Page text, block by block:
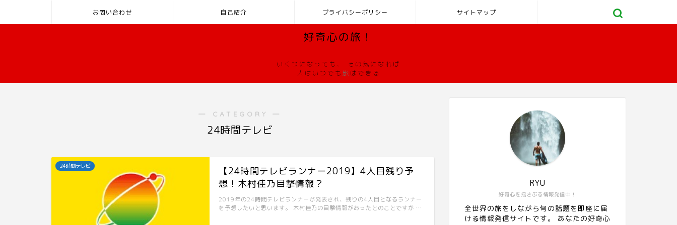
お問い合わせ 自己紹介 プライバシーポリシー サイトマップ
好奇心の旅！
いくつになっても、 その気になれば
人はいつでも 旅 はできる
― CATEGORY ―
24時間テレビ
24時間テレビ
【24時間テレビランナー2019】4人目残り予
想！木村佳乃目撃情報？
2019年の24時間テレビランナーが発表され、残りの4人目となるランナー
を予想したいと思います。 木村佳乃の目撃情報があったとのことですが …
好奇心を揺さぶる情報発信中！
RYU
全世界の旅をしながら旬の話題を即座に届
ける情報発信サイトです。 あなたの好奇心